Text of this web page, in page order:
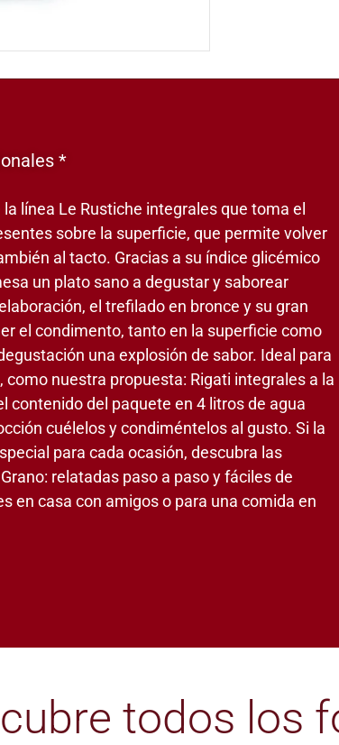
*
línea Le Rustiche integrales que toma el
sobre la superficie, que permite volver
al tacto. Gracias a su índice glicémico
un plato sano a degustar y saborear
el trefilado en bronce y su gran
el condimento, tanto en la superficie como
una explosión de sabor. Ideal para
nuestra propuesta: Rigati integrales a la
contenido del paquete en 4 litros de agua
cuélelos y condiméntelos al gusto. Si la
para cada ocasión, descubra las
relatadas paso a paso y fáciles de
en casa con amigos o para una comida en
todos los